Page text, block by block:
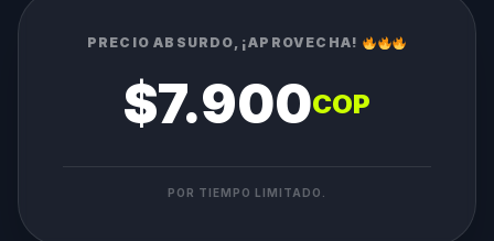
PRECIO ABSURDO, ¡APROVECHA!
$7.900COP
POR TIEMPO LIMITADO.